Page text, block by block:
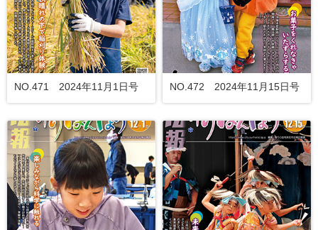
NO.471 2024年11月1日号 NO.472 2024年11月15日号